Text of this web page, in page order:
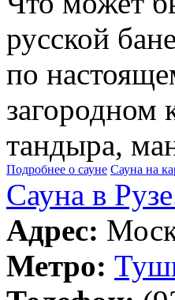
русской
по
загородном
тандыра,
Подробнее о сауне Сауна на
Сауна в
Адрес:
Метро: